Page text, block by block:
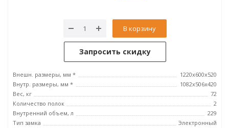
В корзину
Запросить скидку
Внешн. размеры, мм *
1220x600x520
Внутр. размеры, мм *
1082x506x420
Вес, кг
72
Количество полок
2
Внутренний объем, л
229
Тип замка
Электронный